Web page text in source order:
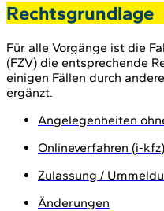
Rechtsgrundlage
Für alle Vorgänge ist die
(FZV) die entsprechende
einigen Fällen durch
ergänzt.
Angelegenheiten
Onlineverfahren (i-kfz)
Zulassung /
Änderungen